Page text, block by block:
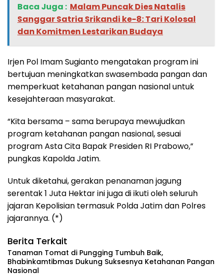
Baca Juga : ‎Malam Puncak Dies Natalis
Sanggar Satria Srikandi ke-8: Tari Kolosal
dan Komitmen Lestarikan Budaya
Irjen Pol Imam Sugianto mengatakan program ini
bertujuan meningkatkan swasembada pangan dan
memperkuat ketahanan pangan nasional untuk
kesejahteraan masyarakat.
“Kita bersama – sama berupaya mewujudkan
program ketahanan pangan nasional, sesuai
program Asta Cita Bapak Presiden RI Prabowo,”
pungkas Kapolda Jatim.
Untuk diketahui, gerakan penanaman jagung
serentak 1 Juta Hektar ini juga di ikuti oleh seluruh
jajaran Kepolisian termasuk Polda Jatim dan Polres
jajarannya. (*)
Berita Terkait
Tanaman Tomat di Pungging Tumbuh Baik,
Bhabinkamtibmas Dukung Suksesnya Ketahanan Pangan
Nasional